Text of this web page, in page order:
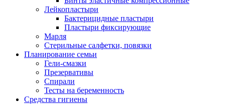
Лейкопластыри
Бактерицидные пластыри
Пластыри фиксирующие
Марля
Стерильные салфетки, повязки
Планирование семьи
Гели-смазки
Презервативы
Спирали
Тесты на беременность
Средства гигиены